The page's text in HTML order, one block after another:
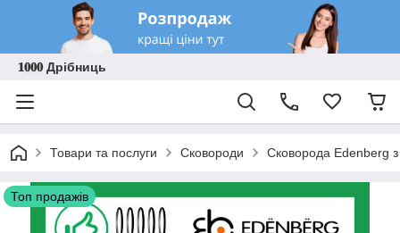
𝟏𝟎𝟎𝟎 Дрібниць
Товари та послуги Сковороди Сковорода Edenberg
Топ продажів